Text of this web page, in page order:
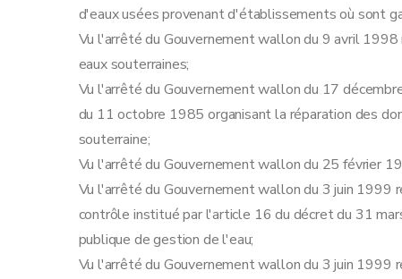
d'eaux usées provenant d'établissements où sont
Vu l'arrêté du Gouvernement wallon du 9 avril
eaux souterraines;
Vu l'arrêté du Gouvernement wallon du 17
du 11 octobre 1985 organisant la réparation des
souterraine;
Vu l'arrêté du Gouvernement wallon du 25 février
Vu l'arrêté du Gouvernement wallon du 3 juin
contrôle institué par l'article 16 du décret du 31
publique de gestion de l'eau;
Vu l'arrêté du Gouvernement wallon du 3 juin